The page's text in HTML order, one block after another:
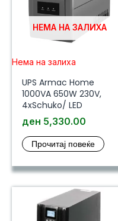
НЕМА НА ЗАЛИХА
Нема на залиха
UPS Armac Home
1000VA 650W 230V,
4xSchuko/ LED
ден 5,330.00
Прочитај повеќе